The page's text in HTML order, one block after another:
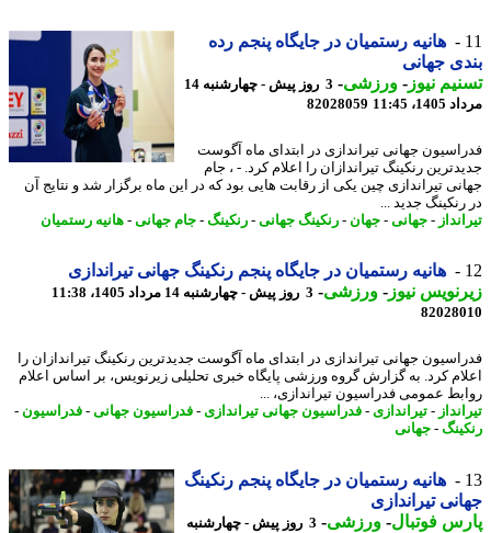
هانیه رستمیان در جایگاه پنجم رده
جهانی
نیوز-ورزشی-
3 روز پیش - چهارشنبه 14
11:45
82028059
جهانی تیراندازی در ابتدای ماه آگوست
رنکینگ تیراندازان را اعلام کرد. - ، جام
تیراندازی چین یکی از رقابت هایی بود که در این ماه برگزار شد و نتایج آن
جدید ...
-جهانی-جهان-رنکینگ جهانی-رنکینگ-جام جهانی-هانیه رستمیان
هانیه رستمیان در جایگاه پنجم رنکینگ جهانی تیراندازی
نیوز-ورزشی-3 روز پیش - چهارشنبه 14 مرداد 1405، 11:38
جهانی تیراندازی در ابتدای ماه آگوست جدیدترین رنکینگ تیراندازان را
کرد. به گزارش گروه ورزشی پایگاه خبری تحلیلی زیرنویس، بر اساس اعلام
عمومی فدراسیون تیراندازی، ...
-تیراندازی- فدراسیون جهانی تیراندازی- فدراسیون جهانی-فدراسیون-
-جهانی
هانیه رستمیان در جایگاه پنجم رنکینگ
تیراندازی
فوتبال-ورزشی-
3 روز پیش - چهارشنبه